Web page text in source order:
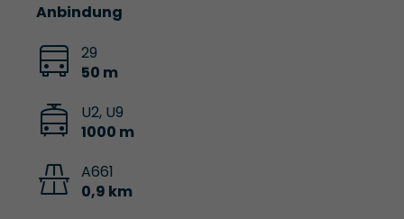
Anbindung
29
50 m
U2, U9
1000 m
A661
0,9 km